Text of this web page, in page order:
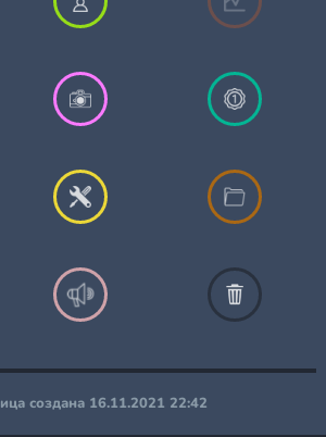
создана 16.11.2021 22:42